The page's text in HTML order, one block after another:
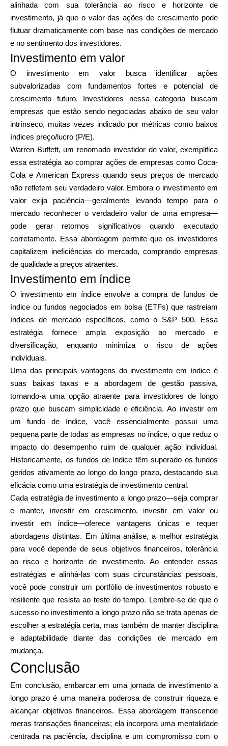
alinhada com sua tolerância ao risco e horizonte de
investimento, já que o valor das ações de crescimento pode
flutuar dramaticamente com base nas condições de mercado
e no sentimento dos investidores.
Investimento em valor
O investimento em valor busca identificar ações
subvalorizadas com fundamentos fortes e potencial de
crescimento futuro. Investidores nessa categoria buscam
empresas que estão sendo negociadas abaixo de seu valor
intrínseco, muitas vezes indicado por métricas como baixos
índices preço/lucro (P/E).
Warren Buffett, um renomado investidor de valor, exemplifica
essa estratégia ao comprar ações de empresas como Coca-
Cola e American Express quando seus preços de mercado
não refletem seu verdadeiro valor. Embora o investimento em
valor exija paciência—geralmente levando tempo para o
mercado reconhecer o verdadeiro valor de uma empresa—
pode gerar retornos significativos quando executado
corretamente. Essa abordagem permite que os investidores
capitalizem ineficiências do mercado, comprando empresas
de qualidade a preços atraentes.
Investimento em índice
O investimento em índice envolve a compra de fundos de
índice ou fundos negociados em bolsa (ETFs) que rastreiam
índices de mercado específicos, como o S&P 500. Essa
estratégia fornece ampla exposição ao mercado e
diversificação, enquanto minimiza o risco de ações
individuais.
Uma das principais vantagens do investimento em índice é
suas baixas taxas e a abordagem de gestão passiva,
tornando-a uma opção atraente para investidores de longo
prazo que buscam simplicidade e eficiência. Ao investir em
um fundo de índice, você essencialmente possui uma
pequena parte de todas as empresas no índice, o que reduz o
impacto do desempenho ruim de qualquer ação individual.
Historicamente, os fundos de índice têm superado os fundos
geridos ativamente ao longo do longo prazo, destacando sua
eficácia como uma estratégia de investimento central.
Cada estratégia de investimento a longo prazo—seja comprar
e manter, investir em crescimento, investir em valor ou
investir em índice—oferece vantagens únicas e requer
abordagens distintas. Em última análise, a melhor estratégia
para você depende de seus objetivos financeiros, tolerância
ao risco e horizonte de investimento. Ao entender essas
estratégias e alinhá-las com suas circunstâncias pessoais,
você pode construir um portfólio de investimentos robusto e
resiliente que resista ao teste do tempo. Lembre-se de que o
sucesso no investimento a longo prazo não se trata apenas de
escolher a estratégia certa, mas também de manter disciplina
e adaptabilidade diante das condições de mercado em
mudança.
Conclusão
Em conclusão, embarcar em uma jornada de investimento a
longo prazo é uma maneira poderosa de construir riqueza e
alcançar objetivos financeiros. Essa abordagem transcende
meras transações financeiras; ela incorpora uma mentalidade
centrada na paciência, disciplina e um compromisso com o